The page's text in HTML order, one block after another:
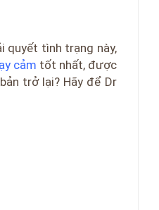
quyết tình trạng này,
cảm tốt nhất, được
trở lại? Hãy để Dr